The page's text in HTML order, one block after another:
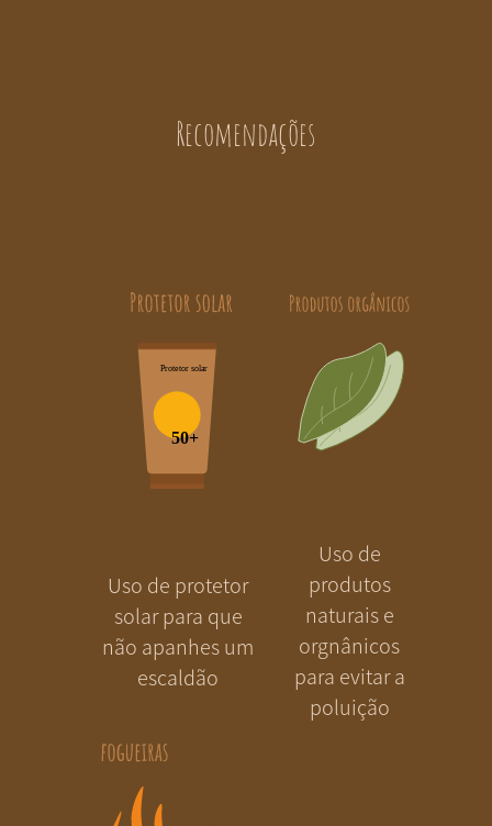
Recomendações
Uso de protetor
solar para que
não apanhes um
escaldão
Uso de
produtos
naturais e
orgnânicos
para evitar a
poluição